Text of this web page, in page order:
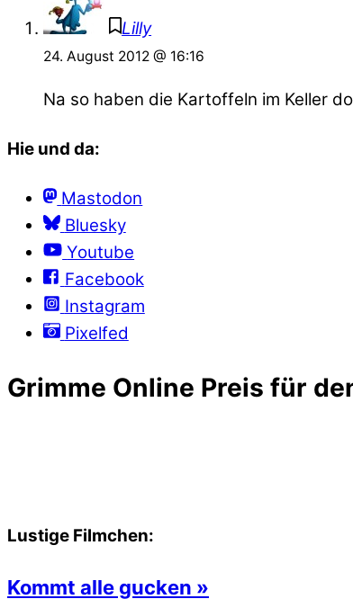
Lilly
24. August 2012 @ 16:16
Na so haben die Kartoffeln im Keller
Hie und da:
Mastodon
Bluesky
Youtube
Facebook
Instagram
Pixelfed
Grimme Online Preis für
Lustige Filmchen:
Kommt alle gucken »